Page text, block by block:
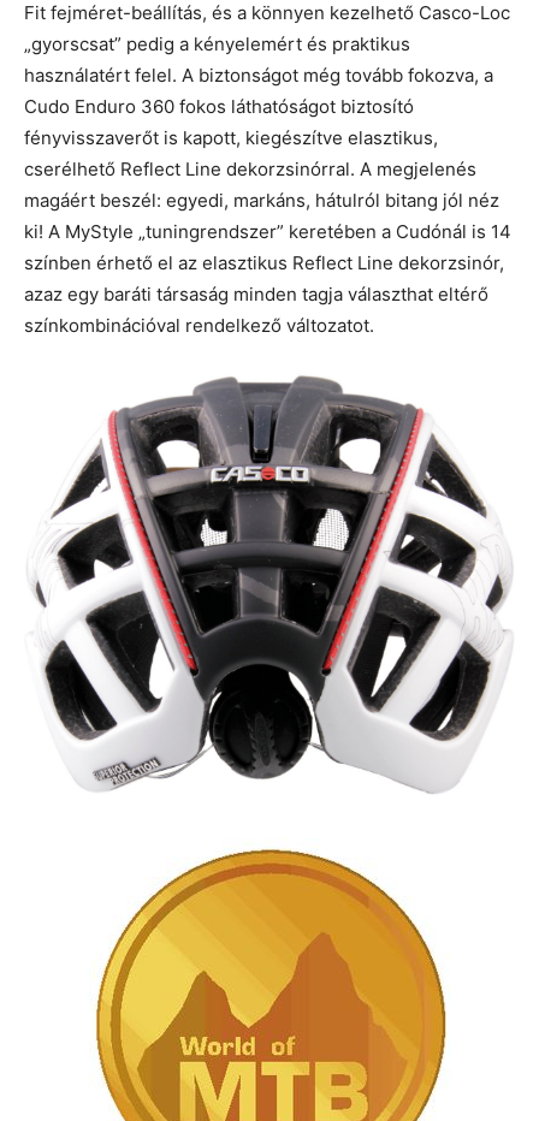
Fit fejméret-beállítás, és a könnyen kezelhető Casco-Loc
„gyorscsat” pedig a kényelemért és praktikus
használatért felel. A biztonságot még tovább fokozva, a
Cudo Enduro 360 fokos láthatóságot biztosító
fényvisszaverőt is kapott, kiegészítve elasztikus,
cserélhető Reflect Line dekorzsinórral. A megjelenés
magáért beszél: egyedi, markáns, hátulról bitang jól néz
ki! A MyStyle „tuningrendszer” keretében a Cudónál is 14
színben érhető el az elasztikus Reflect Line dekorzsinór,
azaz egy baráti társaság minden tagja választhat eltérő
színkombinációval rendelkező változatot.